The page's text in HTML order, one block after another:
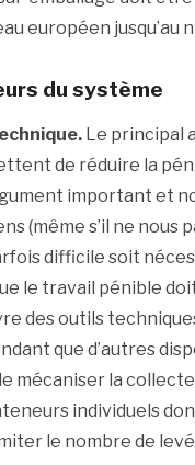
européen jusqu’au
du système
Le principal
de réduire la
important et
(même s’il ne
difficile soit
le travail pénible
des outils
que d’autres
la
individuels
le nombre de